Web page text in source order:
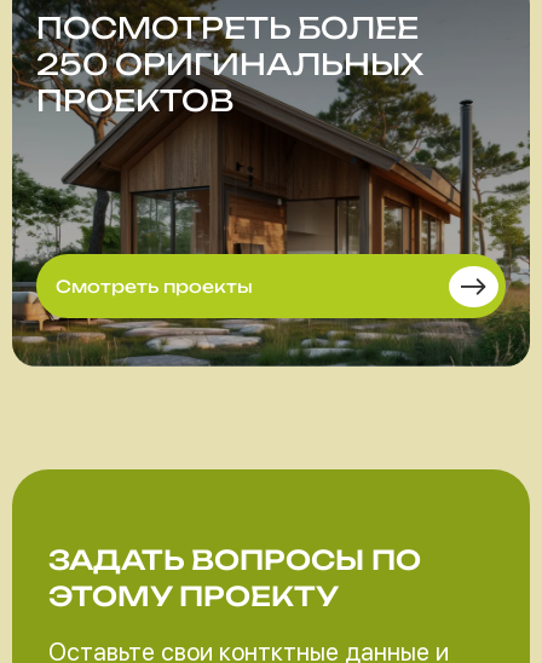
ПОСМОТРЕТЬ БОЛЕЕ
250 ОРИГИНАЛЬНЫХ
ПРОЕКТОВ
Смотреть проекты
ЗАДАТЬ ВОПРОСЫ ПО
ЭТОМУ ПРОЕКТУ
Оставьте свои контктные данные и